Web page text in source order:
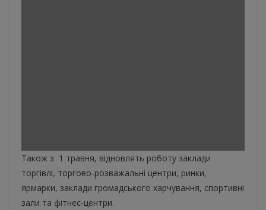
Також з 1 травня, відновлять роботу заклади
торгівлі, торгово-розважальні центри, ринки,
ярмарки, заклади громадського харчування, спортивні
зали та фітнес-центри.